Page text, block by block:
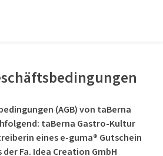
(AGB) von taBerna
taBerna Gastro-Kultur
eines e-guma® Gutschein
Fa. Idea Creation GmbH